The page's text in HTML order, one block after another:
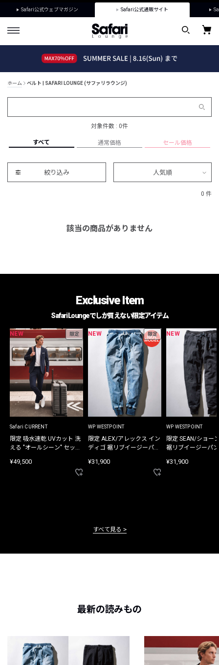
Safari公式ウェブマガジン Safari公式通販サイト
ホーム ベルト | SAFARI LOUNGE (サファリラウンジ)
対象件数 : 0件
すべて 通常価格 セール価格
絞り込み 人気順
0 件
該当の商品がありません
Exclusive Item
Safari Loungeでしか買えない限定アイテム
NEW 限定
Safari CURRENT
限定 吸水速乾 UVカット 洗
える "オールシーン" セット
¥49,500
NEW 限定
WP WESTPOINT
限定 ALEX/アレックス イン
ディゴ 裾リブイージーパン
¥31,900
NEW
WP WESTPOINT
限定 SEAN/ショー
裾リブイージーパ
¥31,900
すべて見る
最新の読みもの